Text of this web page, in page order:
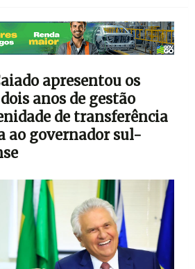
apresentou os
anos de gestão
de transferência
ao governador sul-